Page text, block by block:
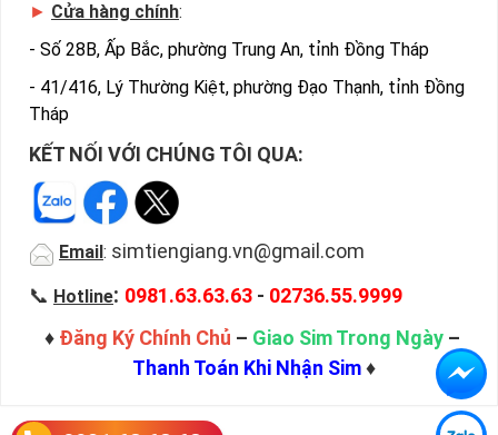
► Cửa hàng chính:
- Số 28B, Ấp Bắc, phường Trung An, tỉnh Đồng Tháp
- 41/416, Lý Thường Kiệt, phường Đạo Thạnh, tỉnh Đồng
Tháp
KẾT NỐI VỚI CHÚNG TÔI QUA:
Email : simtiengiang.vn@gmail.com
📞 Hotline: 0981.63.63.63 - 02736.55.9999
♦ Đăng Ký Chính Chủ – Giao Sim Trong Ngày –
Thanh Toán Khi Nhận Sim♦